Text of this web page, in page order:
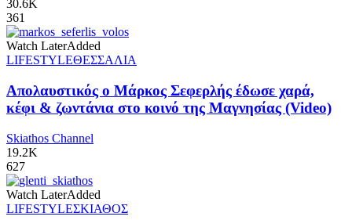
30.6K
361
Watch LaterAdded
LIFESTYLEΘΕΣΣΑΛΙΑ
Απολαυστικός ο Μάρκος Σεφερλής έδωσε χαρά,
κέφι & ζωντάνια στο κοινό της Μαγνησίας (Video)
Skiathos Channel
19.2K
627
Watch LaterAdded
LIFESTYLEΣΚΙΑΘΟΣ